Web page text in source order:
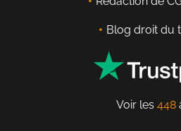
Blog droit du
Voir les 448